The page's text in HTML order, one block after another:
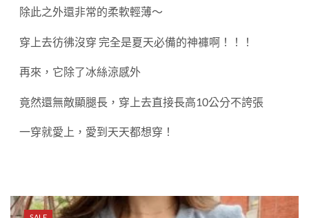
除此之外還非常的柔軟輕薄～
穿上去彷彿沒穿 完全是夏天必備的神褲啊！！！
再來，它除了冰絲涼感外
竟然還無敵顯腿長，穿上去直接長高10公分不誇張
一穿就愛上，愛到天天都想穿！